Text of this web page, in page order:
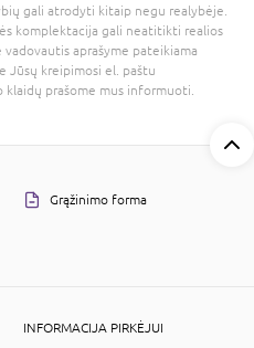
gali atrodyti kitaip negu realybėje.
komplektacija gali neatitikti realios
aprašyme pateikiama
Jūsų kreipimosi el. paštu
prašome mus informuoti.
Grąžinimo forma
INFORMACIJA PIRKĖJUI